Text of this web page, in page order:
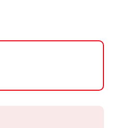
福祉・介護
職員採用情報